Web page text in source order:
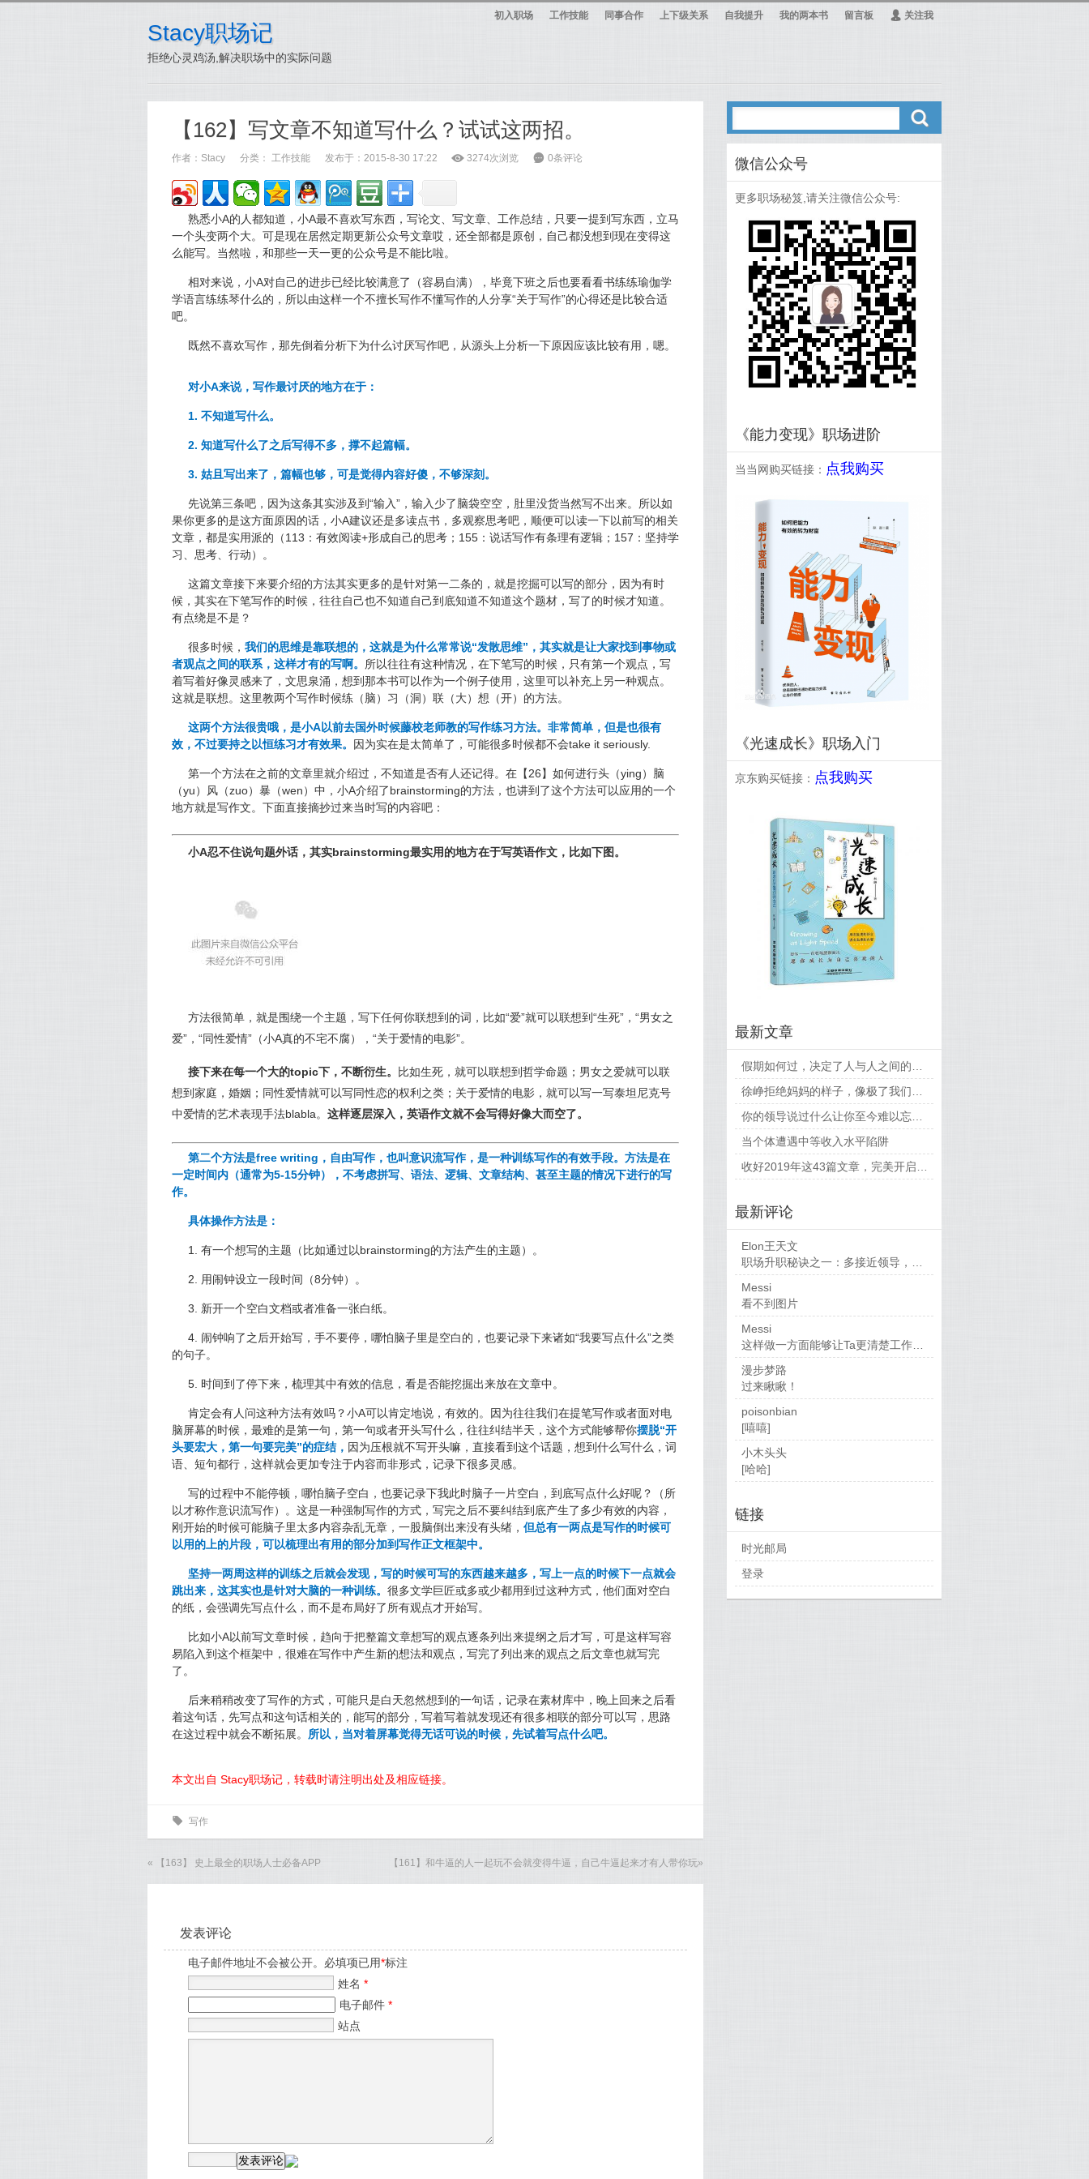
Stacy职场记
拒绝心灵鸡汤,解决职场中的实际问题
初入职场 工作技能 同事合作 上下级关系 自我提升 我的两本书 留言板 Ą 关注我
【162】写文章不知道写什么？试试这两招。
作者： Stacy 分类： 工作技能 发布于：2015-8-30 17:22 ė 3274次浏览 6 0条评论
熟悉小A的人都知道，小A最不喜欢写东西，写论文、写文章、工作总结，只要一提到写东西，立马
一个头变两个大。可是现在居然定期更新公众号文章哎，还全部都是原创，自己都没想到现在变得这
么能写。当然啦，和那些一天一更的公众号是不能比啦。
相对来说，小A对自己的进步已经比较满意了（容易自满），毕竟下班之后也要看看书练练瑜伽学
学语言练练琴什么的，所以由这样一个不擅长写作不懂写作的人分享“关于写作”的心得还是比较合适
吧。
既然不喜欢写作，那先倒着分析下为什么讨厌写作吧，从源头上分析一下原因应该比较有用，嗯。
对小A来说，写作最讨厌的地方在于：
1. 不知道写什么。
2. 知道写什么了之后写得不多，撑不起篇幅。
3. 姑且写出来了，篇幅也够，可是觉得内容好傻，不够深刻。
先说第三条吧，因为这条其实涉及到“输入”，输入少了脑袋空空，肚里没货当然写不出来。所以如
果你更多的是这方面原因的话，小A建议还是多读点书，多观察思考吧，顺便可以读一下以前写的相关
文章，都是实用派的（113：有效阅读+形成自己的思考；155：说话写作有条理有逻辑；157：坚持学
习、思考、行动）。
这篇文章接下来要介绍的方法其实更多的是针对第一二条的，就是挖掘可以写的部分，因为有时
候，其实在下笔写作的时候，往往自己也不知道自己到底知道不知道这个题材，写了的时候才知道。
有点绕是不是？
很多时候， 我们的思维是靠联想的，这就是为什么常常说“发散思维”，其实就是让大家找到事物或
者观点之间的联系，这样才有的写啊。 所以往往有这种情况，在下笔写的时候，只有第一个观点，写
着写着好像灵感来了，文思泉涌，想到那本书可以作为一个例子使用，这里可以补充上另一种观点。
这就是联想。这里教两个写作时候练（脑）习（洞）联（大）想（开）的方法。
这两个方法很贵哦，是小A以前去国外时候藤校老师教的写作练习方法。非常简单，但是也很有
效，不过要持之以恒练习才有效果。 因为实在是太简单了，可能很多时候都不会take it seriously.
第一个方法在之前的文章里就介绍过，不知道是否有人还记得。在【26】如何进行头（ying）脑
（yu）风（zuo）暴（wen）中，小A介绍了brainstorming的方法，也讲到了这个方法可以应用的一个
地方就是写作文。下面直接摘抄过来当时写的内容吧：
小A忍不住说句题外话，其实brainstorming最实用的地方在于写英语作文，比如下图。
方法很简单，就是围绕一个主题，写下任何你联想到的词，比如“爱”就可以联想到“生死”，“男女之
爱”，“同性爱情”（小A真的不宅不腐），“关于爱情的电影”。
接下来在每一个大的topic下，不断衍生。
比如生死，就可以联想到哲学命题；男女之爱就可以联
想到家庭，婚姻；同性爱情就可以写同性恋的权利之类；关于爱情的电影，就可以写一写泰坦尼克号
中爱情的艺术表现手法blabla。 这样逐层深入，英语作文就不会写得好像大而空了。
第二个方法是free writing，自由写作，也叫意识流写作，是一种训练写作的有效手段。方法是在
一定时间内（通常为5-15分钟），不考虑拼写、语法、逻辑、文章结构、甚至主题的情况下进行的写
作。
具体操作方法是：
1. 有一个想写的主题（比如通过以brainstorming的方法产生的主题）。
2. 用闹钟设立一段时间（8分钟）。
3. 新开一个空白文档或者准备一张白纸。
4. 闹钟响了之后开始写，手不要停，哪怕脑子里是空白的，也要记录下来诸如“我要写点什么”之类
的句子。
5. 时间到了停下来，梳理其中有效的信息，看是否能挖掘出来放在文章中。
肯定会有人问这种方法有效吗？小A可以肯定地说，有效的。因为往往我们在提笔写作或者面对电
脑屏幕的时候，最难的是第一句，第一句或者开头写什么，往往纠结半天，这个方式能够帮你摆脱“开
头要宏大，第一句要完美”的症结， 因为压根就不写开头嘛，直接看到这个话题，想到什么写什么，词
语、短句都行，这样就会更加专注于内容而非形式，记录下很多灵感。
写的过程中不能停顿，哪怕脑子空白，也要记录下我此时脑子一片空白，到底写点什么好呢？（所
以才称作意识流写作）。这是一种强制写作的方式，写完之后不要纠结到底产生了多少有效的内容，
刚开始的时候可能脑子里太多内容杂乱无章，一股脑倒出来没有头绪， 但总有一两点是写作的时候可
以用的上的片段，可以梳理出有用的部分加到写作正文框架中。
坚持一两周这样的训练之后就会发现，写的时候可写的东西越来越多，写上一点的时候下一点就会
跳出来，这其实也是针对大脑的一种训练。 很多文学巨匠或多或少都用到过这种方式，他们面对空白
的纸，会强调先写点什么，而不是布局好了所有观点才开始写。
比如小A以前写文章时候，趋向于把整篇文章想写的观点逐条列出来提纲之后才写，可是这样写容
易陷入到这个框架中，很难在写作中产生新的想法和观点，写完了列出来的观点之后文章也就写完
了。
后来稍稍改变了写作的方式，可能只是白天忽然想到的一句话，记录在素材库中，晚上回来之后看
着这句话，先写点和这句话相关的，能写的部分，写着写着就发现还有很多相联的部分可以写，思路
在这过程中就会不断拓展。 所以，当对着屏幕觉得无话可说的时候，先试着写点什么吧。
本文出自 Stacy职场记，转载时请注明出处及相应链接。
0 写作
« 【163】 史上最全的职场人士必备APP 【161】和牛逼的人一起玩不会就变得牛逼，自己牛逼起来才有人带你玩»
发表评论
电子邮件地址不会被公开。必填项已用*标注
姓名 *
电子邮件 *
站点
ő
微信公众号
更多职场秘笈,请关注微信公众号:
《能力变现》职场进阶
当当网购买链接： 点我购买
《光速成长》职场入门
京东购买链接： 点我购买
最新文章
当个体遭遇中等收入水平陷阱
最新评论
Elon王天文
职场升职秘诀之一：多接近领导，当然，多做...
Messi
看不到图片
Messi
这样做一方面能够让Ta更清楚工作要求，也...
漫步梦路
过来瞅瞅！
poisonbian
[嘻嘻]
小木头头
[哈哈]
链接
时光邮局
登录